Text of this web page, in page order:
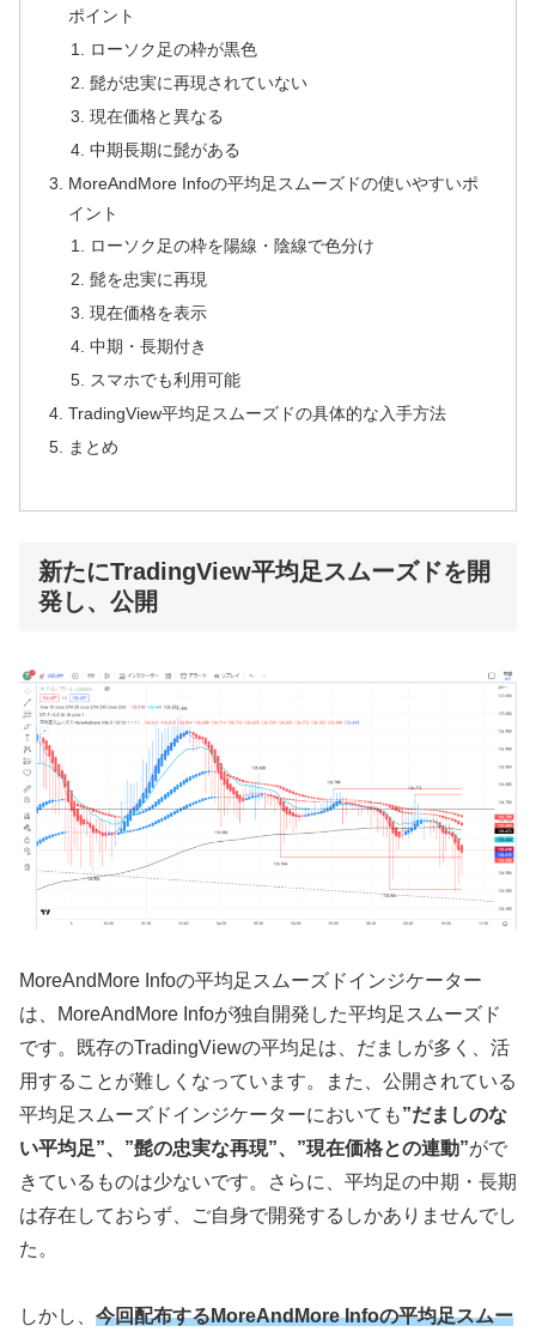
ポイント
ローソク足の枠が黒色
髭が忠実に再現されていない
現在価格と異なる
中期長期に髭がある
MoreAndMore Infoの平均足スムーズドの使いやすいポ
イント
ローソク足の枠を陽線・陰線で色分け
髭を忠実に再現
現在価格を表示
中期・長期付き
スマホでも利用可能
TradingView平均足スムーズドの具体的な入手方法
まとめ
新たにTradingView平均足スムーズドを開
発し、公開
MoreAndMore Infoの平均足スムーズドインジケーター
は、MoreAndMore Infoが独自開発した平均足スムーズド
です。既存のTradingViewの平均足は、だましが多く、活
用することが難しくなっています。また、公開されている
平均足スムーズドインジケーターにおいても”だましのな
い平均足”、”髭の忠実な再現”、”現在価格との連動”がで
きているものは少ないです。さらに、平均足の中期・長期
は存在しておらず、ご自身で開発するしかありませんでし
た。
しかし、 今回配布するMoreAndMore Infoの平均足スムー